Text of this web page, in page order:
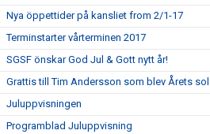
Nya öppettider på kansliet from 2/1-17
Terminstarter vårterminen 2017
SGSF önskar God Jul & Gott nytt år!
Grattis till Tim Andersson som blev Årets
Juluppvisningen
Programblad Juluppvisning